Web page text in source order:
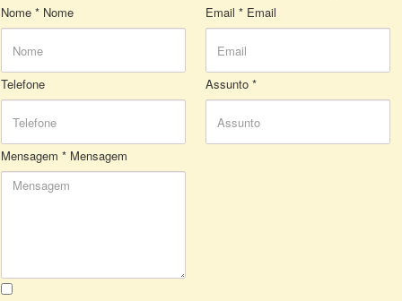
Nome * Nome Email * Email
Telefone Assunto *
Mensagem * Mensagem